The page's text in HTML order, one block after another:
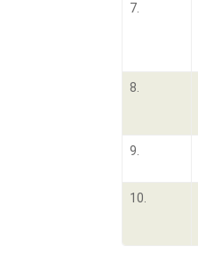
7.
8.
9.
10.